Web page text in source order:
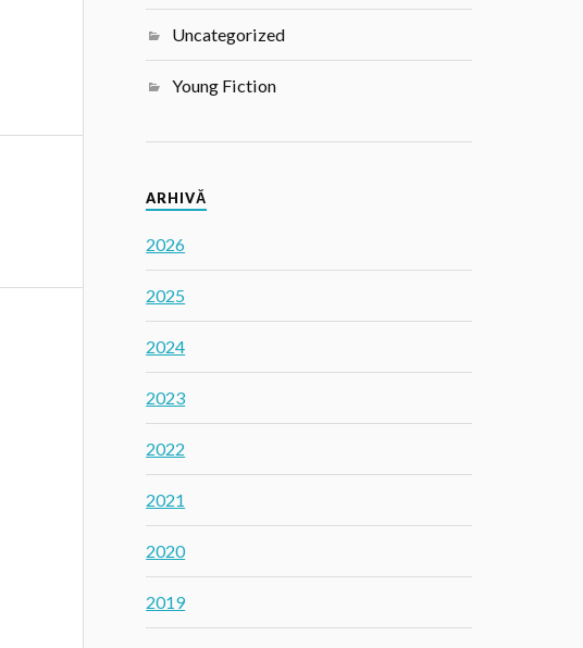
Uncategorized
Young Fiction
ARHIVĂ
2026
2025
2024
2023
2022
2021
2020
2019